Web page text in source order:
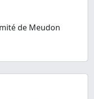
de Meudon